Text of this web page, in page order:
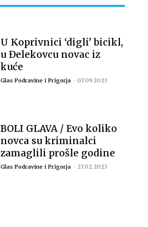
U Koprivnici ‘digli’ bicikl,
u Đelekovcu novac iz
kuće
Glas Podravine i Prigorja - 07.09.2023
BOLI GLAVA / Evo koliko
novca su kriminalci
zamaglili prošle godine
Glas Podravine i Prigorja - 27.02.2023